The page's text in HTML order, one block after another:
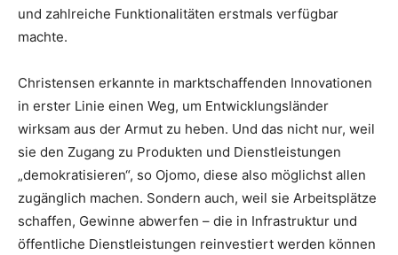
und zahlreiche Funktionalitäten erstmals verfügbar
machte.
Christensen erkannte in marktschaffenden Innovationen
in erster Linie einen Weg, um Entwicklungsländer
wirksam aus der Armut zu heben. Und das nicht nur, weil
sie den Zugang zu Produkten und Dienstleistungen
„demokratisieren“, so Ojomo, diese also möglichst allen
zugänglich machen. Sondern auch, weil sie Arbeitsplätze
schaffen, Gewinne abwerfen – die in Infrastruktur und
öffentliche Dienstleistungen reinvestiert werden können